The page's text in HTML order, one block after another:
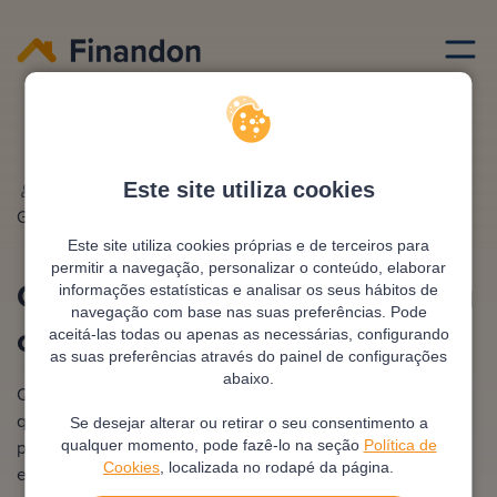
Este site utiliza cookies
Este site utiliza cookies próprias e de terceiros para
permitir a navegação, personalizar o conteúdo, elaborar
informações estatísticas e analisar os seus hábitos de
navegação com base nas suas preferências. Pode
aceitá-las todas ou apenas as necessárias, configurando
as suas preferências através do painel de configurações
abaixo.
Se desejar alterar ou retirar o seu consentimento a
qualquer momento, pode fazê-lo na seção Política de
Cookies , localizada no rodapé da página.
Quanto cobra banco pelo meu credito habitacao
Ana
Gonzalez
Editado e revisto por
Quanto cobra banco pelo meu
crédito habitação?
Quando estás a contratar um crédito habitação, saber
quanto cobra banco pelo meu crédito habitação é crucial
para evitar surpresas e garantir que o financiamento se
encaixa no teu orçamento familiar. Em Portugal, além da